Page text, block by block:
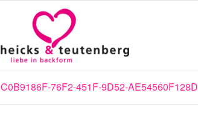
C0B9186F-76F2-451F-9D52-AE54560F128D